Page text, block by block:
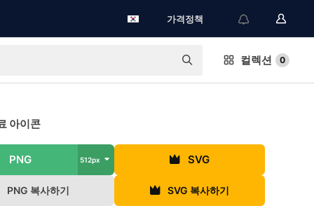
가격정책
컬렉션 0
아이콘
PNG 512px SVG
PNG 복사하기 SVG 복사하기